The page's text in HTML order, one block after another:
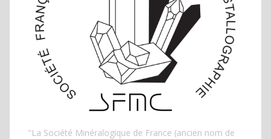
"La Société Minéralogique de France (ancien nom de